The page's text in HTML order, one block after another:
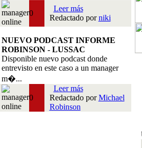
0
Leer más
Redactado porniki
NUEVO PODCAST INFORME
ROBINSON - LUSSAC
Disponible nuevo podcast donde
entrevisto en este caso a un manager
m�...
0
Leer más
Redactado porMichael
Robinson